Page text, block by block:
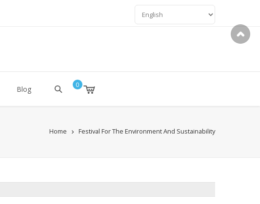
LANGUAGES
Blog 0
Home Festival For The Environment And Sustainability